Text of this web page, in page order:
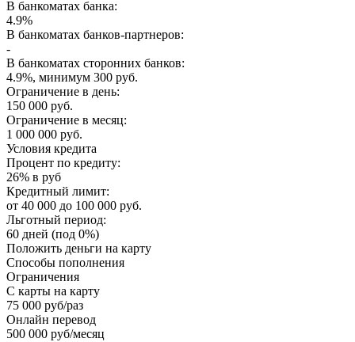
В банкоматах банка:
4.9%
В банкоматах банков-партнеров:
-
В банкоматах сторонних банков:
4.9%, минимум 300 руб.
Ограничение в день:
150 000 руб.
Ограничение в месяц:
1 000 000 руб.
Условия кредита
Процент по кредиту:
26% в руб
Кредитный лимит:
от 40 000 до 100 000 руб.
Льготный период:
60 дней (под 0%)
Положить деньги на карту
Способы пополнения
Ограничения
С карты на карту
75 000 руб/раз
Онлайн перевод
500 000 руб/месяц